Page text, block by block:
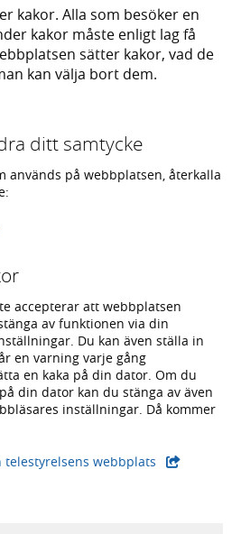
kakor. Alla som besöker en
kakor måste enligt lag få
sätter kakor, vad de
kan välja bort dem.
ditt samtycke
används på webbplatsen, återkalla
accepterar att webbplatsen
av funktionen via din
Du kan även ställa in
en varning varje gång
en kaka på din dator. Om du
din dator kan du stänga av även
inställningar. Då kommer
telestyrelsens webbplats